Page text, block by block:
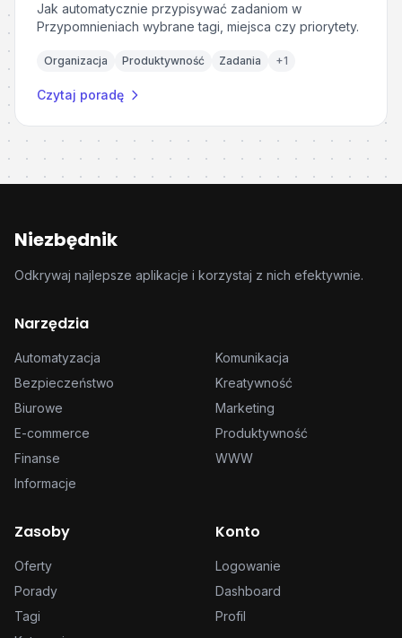
Jak automatycznie przypisywać zadaniom w
Przypomnieniach wybrane tagi, miejsca czy priorytety.
Organizacja Produktywność Zadania +1
Czytaj poradę
Niezbędnik
Odkrywaj najlepsze aplikacje i korzystaj z nich efektywnie.
Narzędzia
Automatyzacja
Bezpieczeństwo
Biurowe
E-commerce
Finanse
Informacje
Komunikacja
Kreatywność
Marketing
Produktywność
WWW
Zasoby
Oferty
Porady
Tagi
Konto
Logowanie
Dashboard
Profil